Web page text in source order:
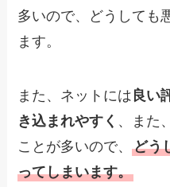
多いので、どうしても
ます。
また、ネットには 良い
き込まれやすく 、また
ことが多いので、どう
ってしまいます。